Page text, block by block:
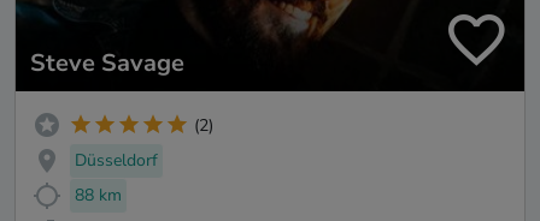
Steve Savage
(2)
Düsseldorf
88 km